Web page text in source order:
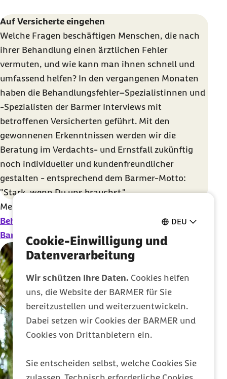
DEU
Cookie-Einwilligung und
Datenverarbeitung
Wir schützen Ihre Daten. Cookies helfen
uns, die Website der BARMER für Sie
bereitzustellen und weiterzuentwickeln.
Dabei setzen wir Cookies der BARMER und
Cookies von Drittanbietern ein.
Sie entscheiden selbst, welche Cookies Sie
Auf Versicherte eingehen
Welche Fragen beschäftigen Menschen, die nach
ihrer Behandlung einen ärztlichen Fehler
vermuten, und wie kann man ihnen schnell und
umfassend helfen? In den vergangenen Monaten
haben die Behandlungsfehler–Spezialistinnen und
-Spezialisten der Barmer Interviews mit
betroffenen Versicherten geführt. Mit den
gewonnenen Erkenntnissen werden wir die
Beratung im Verdachts- und Ernstfall zukünftig
noch individueller und kundenfreundlicher
gestalten - entsprechend dem Barmer-Motto:
"Stark, wenn Du uns brauchst."
Mehr zum Thema erfahren Sie hier:
Behandlungsfehler: Hilfe & Beratung durch Ihre
Barmer